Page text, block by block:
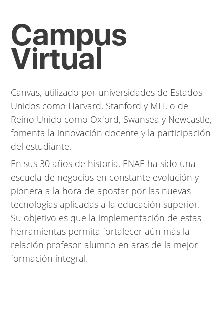
Campus
Virtual
Canvas, utilizado por universidades de Estados
Unidos como Harvard, Stanford y MIT, o de
Reino Unido como Oxford, Swansea y Newcastle,
fomenta la innovación docente y la participación
del estudiante.
En sus 30 años de historia, ENAE ha sido una
escuela de negocios en constante evolución y
pionera a la hora de apostar por las nuevas
tecnologías aplicadas a la educación superior.
Su objetivo es que la implementación de estas
herramientas permita fortalecer aún más la
relación profesor-alumno en aras de la mejor
formación integral.